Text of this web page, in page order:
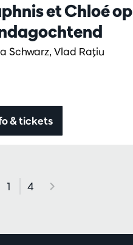
et Chloé op
Schwarz, Vlad Raţiu
& tickets
1 4